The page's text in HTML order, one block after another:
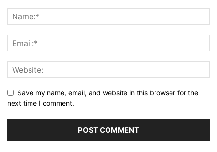
Save my name, email, and website in this browser for the
next time I comment.